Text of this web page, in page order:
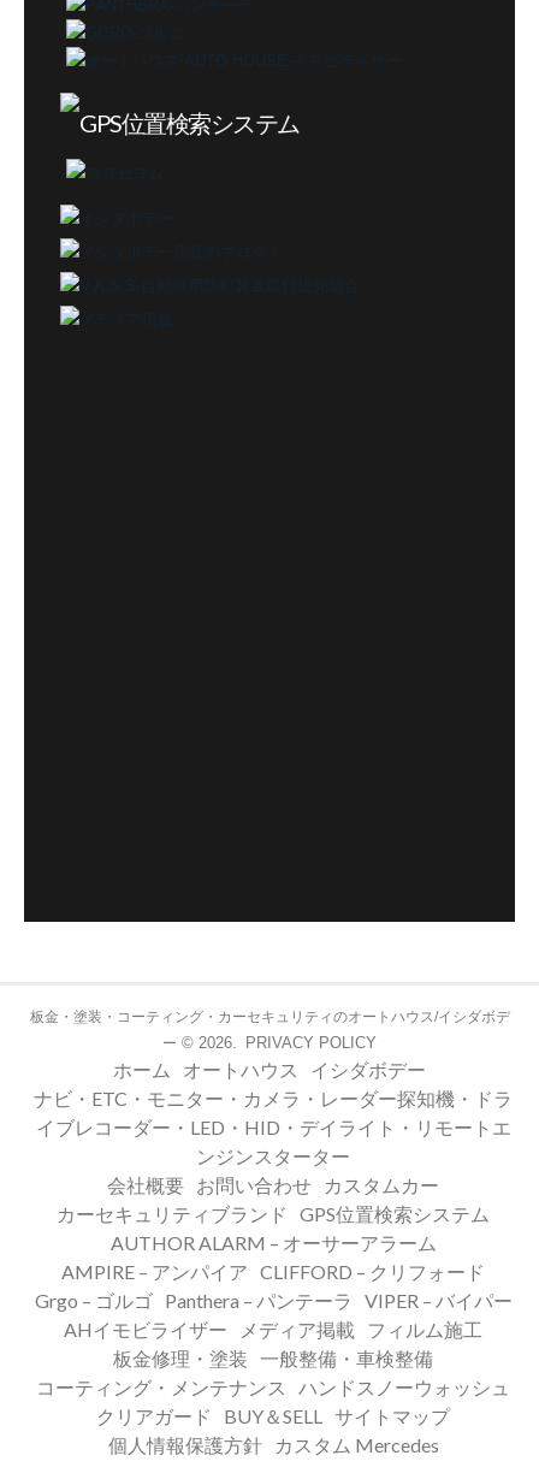
板金・塗装・コーティング・カーセキュリティのオートハウス/イシダボデ
ー © 2026. PRIVACY POLICY
ホーム オートハウス
イシダボデー
ナビ・ETC・モニター・カメラ・レーダー探知機・ドラ
イブレコーダー・LED・HID・デイライト・リモートエ
ンジンスターター
会社概要 お問い合わせ
カスタムカー
カーセキュリティブランド
GPS位置検索システム
AUTHOR ALARM – オーサーアラーム
AMPIRE – アンパイア CLIFFORD – クリフォード
Grgo – ゴルゴ
Panthera – パンテーラ
VIPER – バイパー
AHイモビライザー
メディア掲載
フィルム施工
板金修理・塗装 一般整備・車検整備
コーティング・メンテナンス
ハンドスノーウォッシュ
クリアガード
BUY＆SELL サイトマップ
個人情報保護方針
カスタム Mercedes